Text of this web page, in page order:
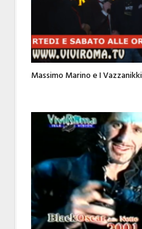
Massimo Marino e I